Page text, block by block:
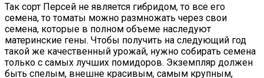
Так сорт Персей не является гибридом, то все его
семена, то томаты можно размножать через свои
семена, которые в полном объеме наследуют
материнские гены. Чтобы получить на следующий год
такой же качественный урожай, нужно собирать семена
только с самых лучших помидоров. Экземпляр должен
быть спелым, внешне красивым, самым крупным,